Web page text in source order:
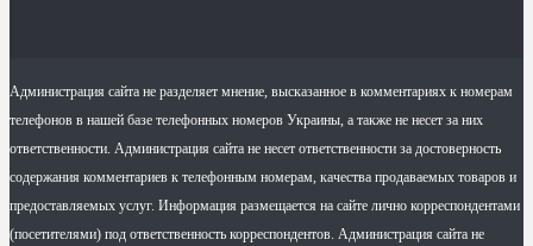
Администрация сайта не разделяет мнение, высказанное в комментариях к номерам
телефонов в нашей базе телефонных номеров Украины, а также не несет за них
ответственности. Администрация сайта не несет ответственности за достоверность
содержания комментариев к телефонным номерам, качества продаваемых товаров и
предоставляемых услуг. Информация размещается на сайте лично корреспондентами
(посетителями) под ответственность корреспондентов. Администрация сайта не